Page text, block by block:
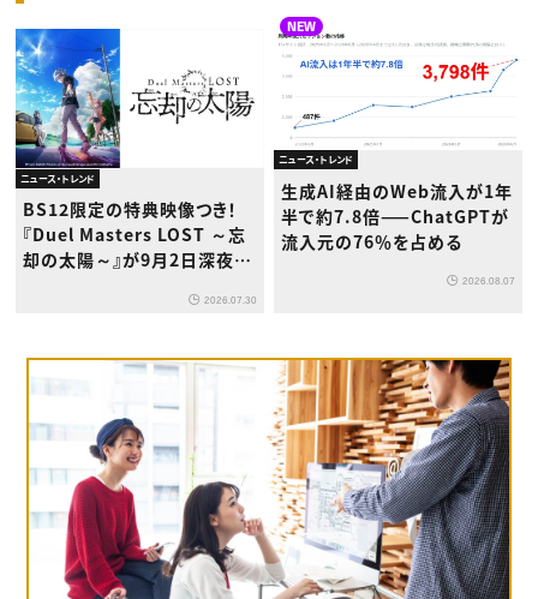
ニュース・トレンド
BS12限定の特典映像つき！
『Duel Masters LOST ～忘
却の太陽～』が9月2日深夜か
2026.07.30
NEW
ニュース・トレンド
生成AI経由のWeb流入が1年
半で約7.8倍——ChatGPTが
流入元の76％を占める
2026.08.07